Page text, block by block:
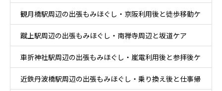
観月橋駅周辺の出張もみほぐし・京阪利用後と徒歩移動ケ
ア
蹴上駅周辺の出張もみほぐし・南禅寺周辺と坂道ケア
車折神社駅周辺の出張もみほぐし・嵐電利用後と参拝後ケ
ア
近鉄丹波橋駅周辺の出張もみほぐし・乗り換え後と仕事帰